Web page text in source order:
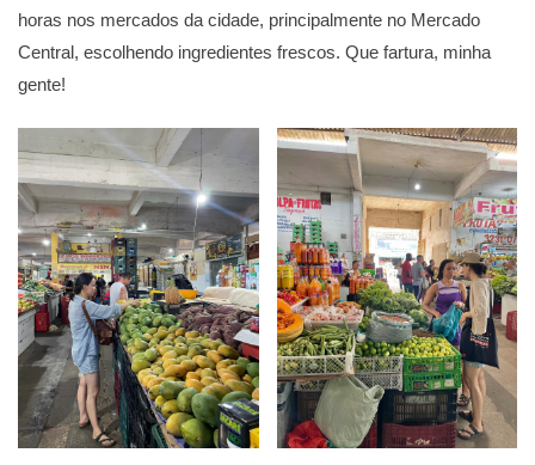
horas nos mercados da cidade, principalmente no Mercado
Central, escolhendo ingredientes frescos. Que fartura, minha
gente!